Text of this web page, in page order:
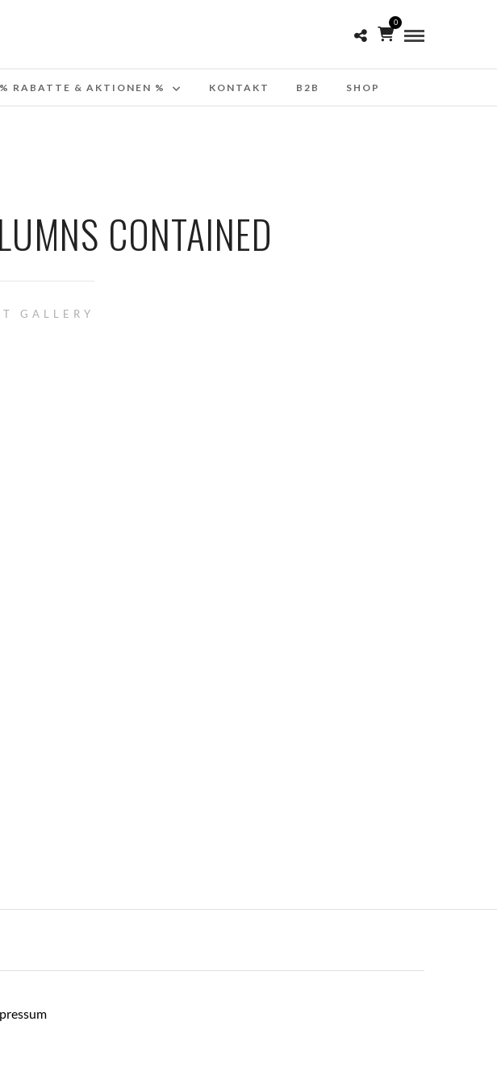
0
% RABATTE & AKTIONEN % KONTAKT B2B SHOP
CONTAINED
GALLERY